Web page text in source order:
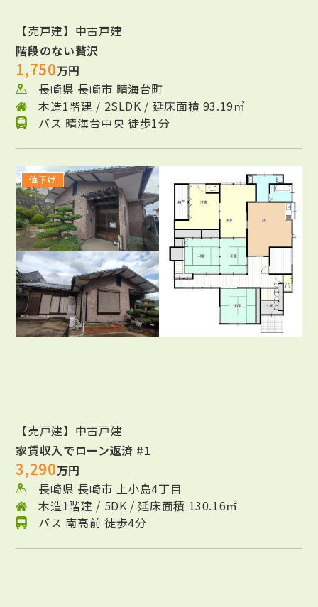
【売戸建】中古戸建
階段のない贅沢
1,750万円
長崎県 長崎市 晴海台町
木造1階建 / 2SLDK / 延床面積 93.19㎡
バス 晴海台中央 徒歩1分
値下げ
【売戸建】中古戸建
家賃収入でローン返済 #1
3,290万円
長崎県 長崎市 上小島4丁目
木造1階建 / 5DK / 延床面積 130.16㎡
バス 南高前 徒歩4分